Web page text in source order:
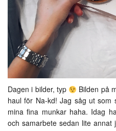
Dagen i bilder, typ
Bilden på
haul för Na-kd! Jag såg ut
mina fina munkar haha. Idag
och samarbete sedan lite